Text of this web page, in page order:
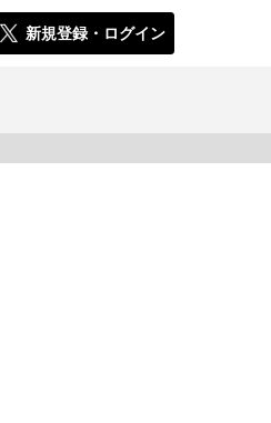
新規登録・ログイン